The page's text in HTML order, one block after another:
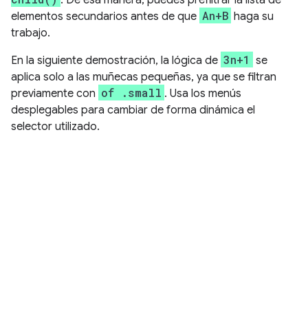
elementos secundarios antes de que An+B haga su
trabajo.
En la siguiente demostración, la lógica de 3n+1 se
aplica solo a las muñecas pequeñas, ya que se filtran
previamente con of .small . Usa los menús
desplegables para cambiar de forma dinámica el
selector utilizado.